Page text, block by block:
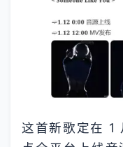
这首新歌定在 1